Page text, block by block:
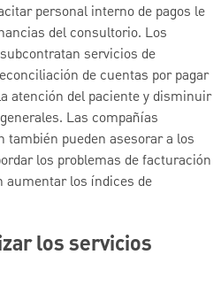
personal interno de pagos le
del consultorio. Los
servicios de
de cuentas por pagar
atención del paciente y disminuir
Las compañías
también pueden asesorar a los
los problemas de facturación
aumentar los índices de
los servicios